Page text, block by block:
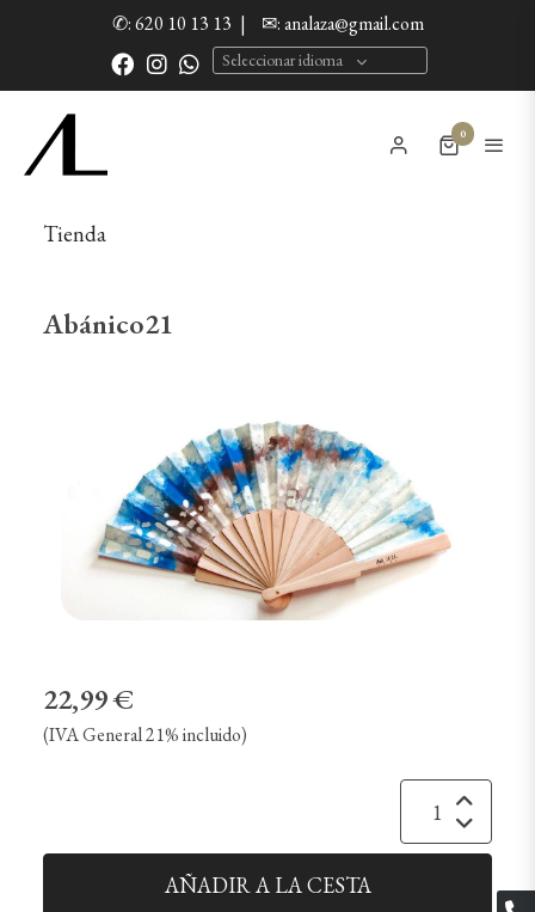
✆: 620 10 13 13 | ✉: analaza@gmail.com
Seleccionar idioma
0
Tienda
Abánico21
22,99 €
(IVA General 21% incluido)
AÑADIR A LA CESTA